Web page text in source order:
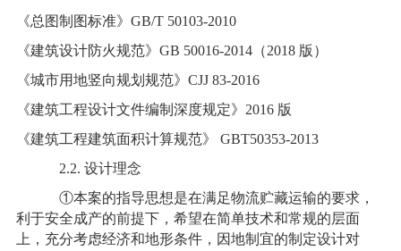
《总图制图标准》GB/T 50103-2010
《建筑设计防火规范》GB 50016-2014（2018 版）
《城市用地竖向规划规范》CJJ 83-2016
《建筑工程设计文件编制深度规定》2016 版
《建筑工程建筑面积计算规范》 GBT50353-2013
2.2. 设计理念
①本案的指导思想是在满足物流贮藏运输的要求，
利于安全成产的前提下，希望在简单技术和常规的层面
上，充分考虑经济和地形条件，因地制宜的制定设计对